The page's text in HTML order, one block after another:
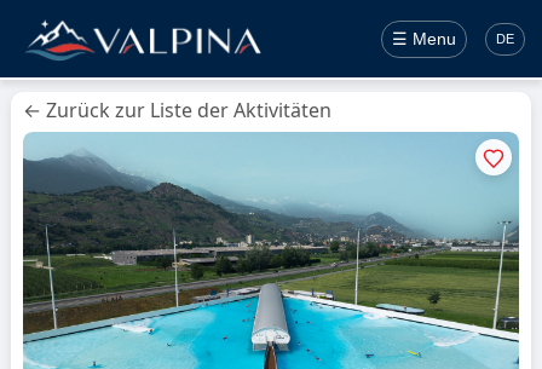
☰ Menu DE
← Zurück zur Liste der Aktivitäten